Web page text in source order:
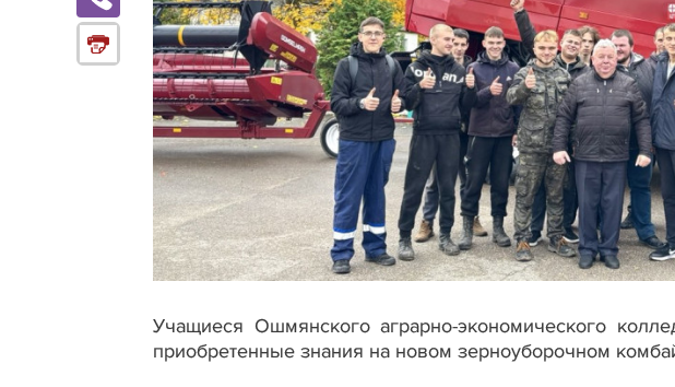
Учащиеся Ошмянского аграрно-экономического
приобретенные знания на новом зерноуборочном